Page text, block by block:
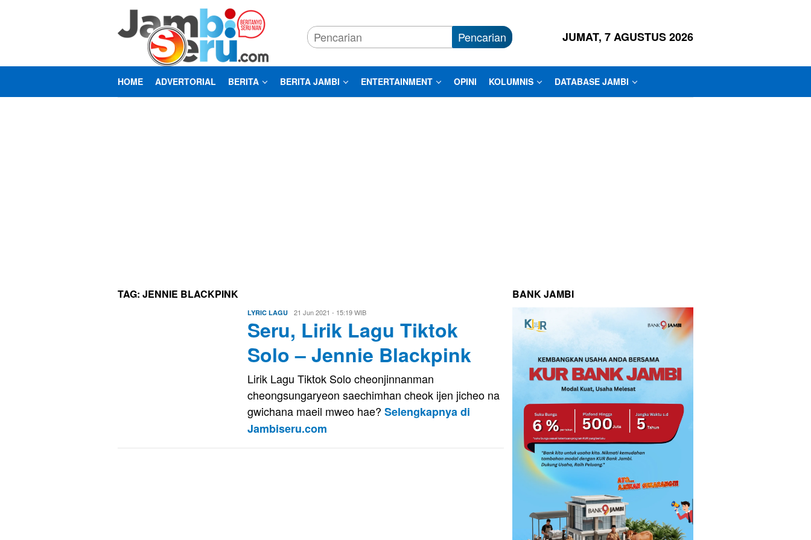
Pencarian JUMAT, 7 AGUSTUS 2026
HOME ADVERTORIAL BERITA BERITA JAMBI ENTERTAINMENT OPINI KOLUMNIS DATABASE JAMBI
TAG: JENNIE BLACKPINK
LYRIC LAGU Eri
Saputra
21 Jun 2021 - 15:19 WIB
Seru, Lirik Lagu Tiktok
Solo – Jennie Blackpink
Lirik Lagu Tiktok Solo cheonjinnanman
cheongsungaryeon saechimhan cheok ijen jicheo na
gwichana maeil mweo hae? Selengkapnya di
Jambiseru.com
BANK JAMBI